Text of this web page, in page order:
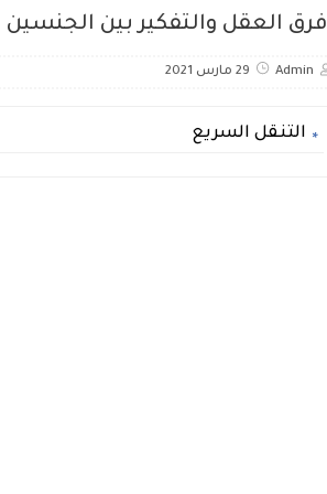
فرق العقل والتفكير بين الجنسين
Admin 29 مارس 2021
التنقل السريع